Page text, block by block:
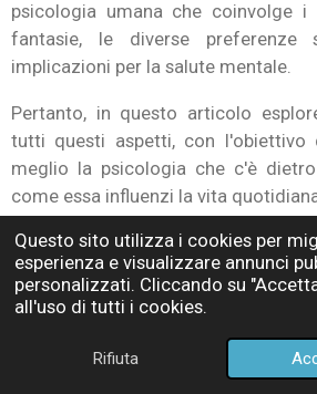
Questo sito utilizza i cookies per
esperienza e visualizzare annunci
personalizzati. Cliccando su
all'uso di tutti i cookies.
Rifiuta
psicologia umana che coinvolge i
fantasie, le diverse
implicazioni per la salute mentale.
Pertanto, in questo articolo
tutti questi aspetti, con l'obiettivo
meglio la psicologia che c'è
come essa influenzi la vita